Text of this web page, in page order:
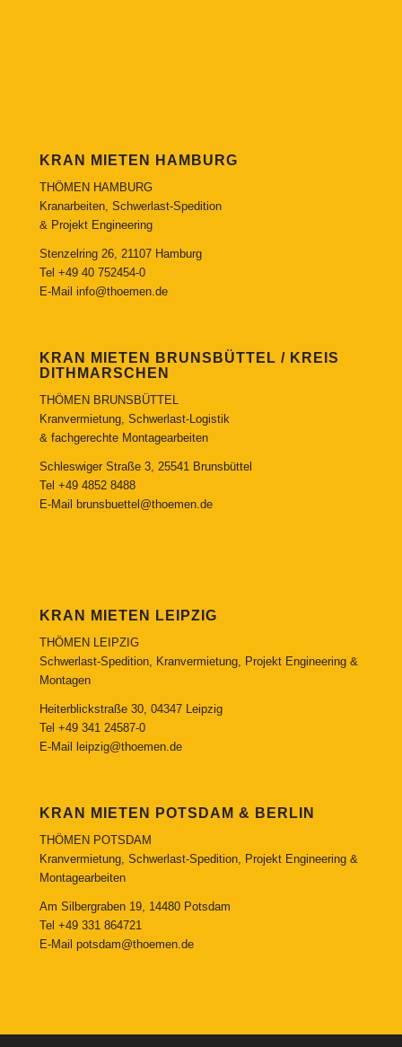
KRAN MIETEN HAMBURG
THÖMEN HAMBURG
Kranarbeiten, Schwerlast-Spedition
& Projekt Engineering
Stenzelring 26, 21107 Hamburg
Tel +49 40 752454-0
E-Mail info@thoemen.de
KRAN MIETEN BRUNSBÜTTEL / KREIS
DITHMARSCHEN
THÖMEN BRUNSBÜTTEL
Kranvermietung, Schwerlast-Logistik
& fachgerechte Montagearbeiten
Schleswiger Straße 3, 25541 Brunsbüttel
Tel +49 4852 8488
E-Mail
brunsbuettel@thoemen.de
KRAN MIETEN LEIPZIG
THÖMEN LEIPZIG
Schwerlast-Spedition, Kranvermietung, Projekt Engineering &
Montagen
Heiterblickstraße 30, 04347 Leipzig
Tel +49 341 24587-0
E-Mail
leipzig@thoemen.de
KRAN MIETEN POTSDAM & BERLIN
THÖMEN POTSDAM
Kranvermietung, Schwerlast-Spedition, Projekt Engineering &
Montagearbeiten
Am Silbergraben 19, 14480 Potsdam
Tel +49 331 864721
E-Mail potsdam@thoemen.de